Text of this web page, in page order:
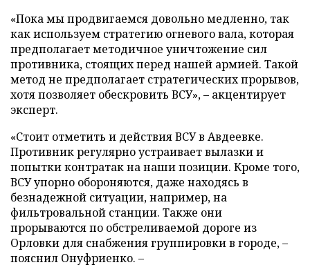
«Пока мы продвигаемся довольно медленно, так
как используем стратегию огневого вала, которая
предполагает методичное уничтожение сил
противника, стоящих перед нашей армией. Такой
метод не предполагает стратегических прорывов,
хотя позволяет обескровить ВСУ», – акцентирует
эксперт.
«Стоит отметить и действия ВСУ в Авдеевке.
Противник регулярно устраивает вылазки и
попытки контратак на наши позиции. Кроме того,
ВСУ упорно обороняются, даже находясь в
безнадежной ситуации, например, на
фильтровальной станции. Также они
прорываются по обстреливаемой дороге из
Орловки для снабжения группировки в городе, –
пояснил Онуфриенко. –